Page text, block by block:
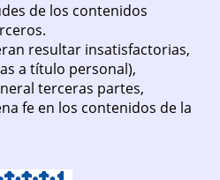
de los contenidos
resultar insatisfactorias,
a título personal),
terceras partes,
fe en los contenidos de la